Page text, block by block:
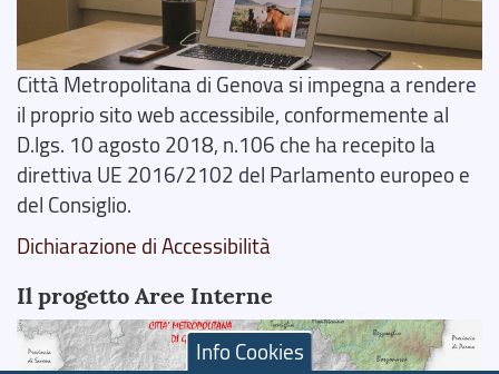
Città Metropolitana di Genova si impegna a rendere
il proprio sito web accessibile, conformemente al
D.lgs. 10 agosto 2018, n.106 che ha recepito la
direttiva UE 2016/2102 del Parlamento europeo e
del Consiglio.
Dichiarazione di Accessibilità
Il progetto Aree Interne
Info Cookies